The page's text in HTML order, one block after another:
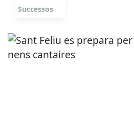
Successos